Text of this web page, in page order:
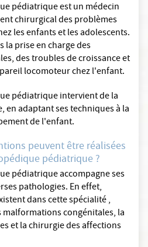
pédiatrique est un médecin
chirurgical des problèmes
les enfants et les adolescents.
la prise en charge des
des troubles de croissance et
locomoteur chez l'enfant.
pédiatrique intervient de la
en adaptant ses techniques à la
de l'enfant.
peuvent être réalisées
pédiatrique ?
pédiatrique accompagne ses
pathologies. En effet,
dans cette spécialité ,
congénitales, la
et la chirurgie des affections